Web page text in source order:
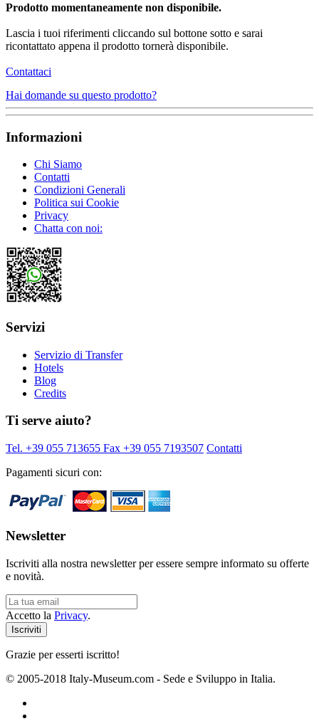
Prodotto momentaneamente non disponibile.
Lascia i tuoi riferimenti cliccando sul bottone sotto e sarai
ricontattato appena il prodotto tornerà disponibile.
Contattaci
Hai domande su questo prodotto?
Informazioni
Chi Siamo
Contatti
Condizioni Generali
Politica sui Cookie
Privacy
Chatta con noi:
Servizi
Servizio di Transfer
Hotels
Blog
Credits
Ti serve aiuto?
Tel. +39 055 713655 Fax +39 055 7193507 Contatti
Pagamenti sicuri con:
Newsletter
Iscriviti alla nostra newsletter per essere sempre informato su offerte
e novità.
Accetto la Privacy.
Grazie per esserti iscritto!
© 2005-2018 Italy-Museum.com - Sede e Sviluppo in Italia.